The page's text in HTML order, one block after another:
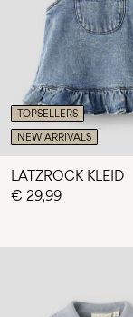
Fragen?
Über
uns
Deutschland
/
Deutsch
TOPSELLERS
NEW ARRIVALS
LATZROCK KLEID
€ 29,99